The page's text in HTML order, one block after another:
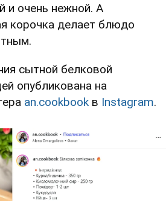
и очень нежной. А
корочка делает блюдо
сытной белковой
опубликована на
an.cookbook в Instagram.